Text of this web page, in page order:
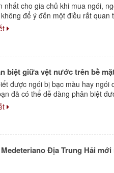
nhất cho gia chủ khi mua ngói,
để ý đến một điều rất
biệt giữa vệt nước trên bề
được ngói bị bạc màu hay
đã có thể dễ dàng phân biệt
Địa Trung Hải mới